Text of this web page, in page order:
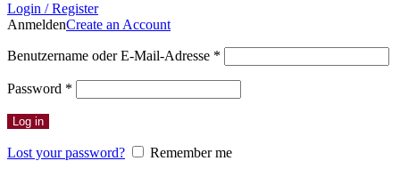
Login / Register
AnmeldenCreate an Account
Benutzername oder E-Mail-Adresse *
Password *
Log in
Lost your password? Remember me